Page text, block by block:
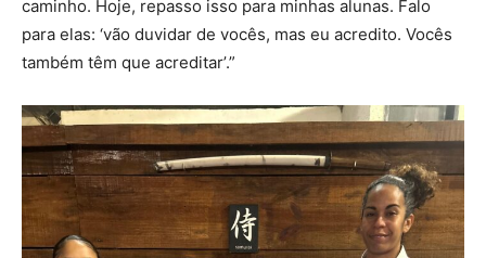
caminho. Hoje, repasso isso para minhas alunas. Falo
para elas: ‘vão duvidar de vocês, mas eu acredito. Vocês
também têm que acreditar’.”